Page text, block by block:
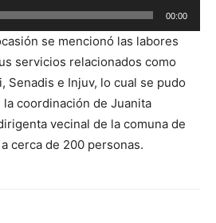
00:00
se mencionó las labores
servicios relacionados como
Senadis e Injuv, lo cual se pudo
coordinación de Juanita
vecinal de la comuna de
cerca de 200 personas.